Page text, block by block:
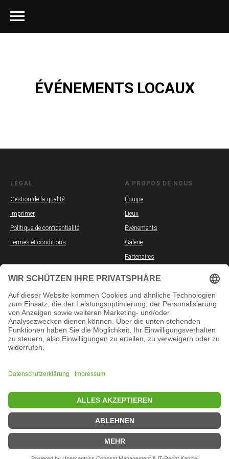
ÉVÉNEMENTS LOCAUX
LÉGAL
Gestion de la qualité
Imprimer
Politique de confidentialité
Termes et conditions
À PROPOS DE NOUS
Équipe
Lieux
Événements
Galerie
Partenaires
RÉSEAUX SOCIAUX
YouTube
TikTok
Instagram
INFORMATION
Cours en présentiel
Cours en ligne
Formations pour entreprises
App Store
Google Play